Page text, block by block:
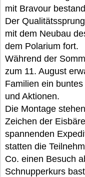
mit Bravour
Der
mit dem Neubau
dem Polarium fort.
Während der
zum 11. August
Familien ein
und Aktionen.
Die Montage
Zeichen der
spannenden
statten die
Co. einen Besuch
Schnupperkurs